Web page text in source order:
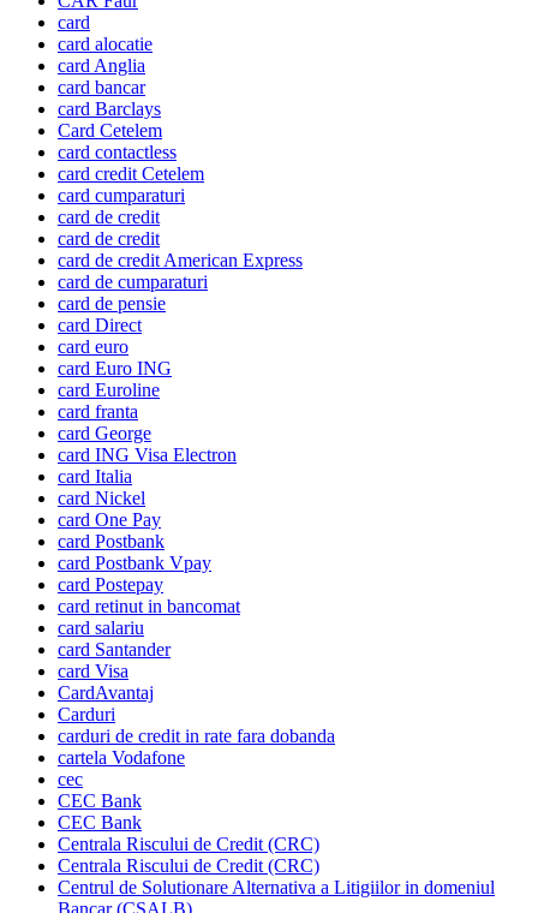
card
card alocatie
card Anglia
card bancar
card Barclays
Card Cetelem
card contactless
card credit Cetelem
card cumparaturi
card de credit
card de credit
card de credit American Express
card de cumparaturi
card de pensie
card Direct
card euro
card Euro ING
card Euroline
card franta
card George
card ING Visa Electron
card Italia
card Nickel
card One Pay
card Postbank
card Postbank Vpay
card Postepay
card retinut in bancomat
card salariu
card Santander
card Visa
CardAvantaj
Carduri
carduri de credit in rate fara dobanda
cartela Vodafone
cec
CEC Bank
CEC Bank
Centrala Riscului de Credit (CRC)
Centrala Riscului de Credit (CRC)
Centrul de Solutionare Alternativa a Litigiilor in domeniul
Bancar (CSALB)